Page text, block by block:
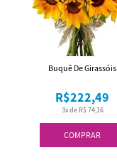
COMPRAR
3x de R$ 74,16
R$222,49
Buquê De Girassóis